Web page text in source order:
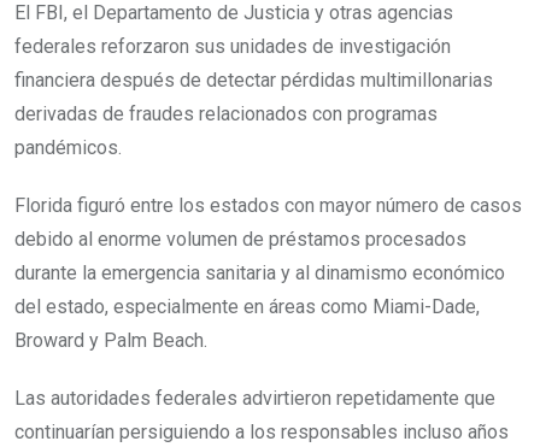
El FBI, el Departamento de Justicia y otras agencias
federales reforzaron sus unidades de investigación
financiera después de detectar pérdidas multimillonarias
derivadas de fraudes relacionados con programas
pandémicos.
Florida figuró entre los estados con mayor número de casos
debido al enorme volumen de préstamos procesados
durante la emergencia sanitaria y al dinamismo económico
del estado, especialmente en áreas como Miami-Dade,
Broward y Palm Beach.
Las autoridades federales advirtieron repetidamente que
continuarían persiguiendo a los responsables incluso años